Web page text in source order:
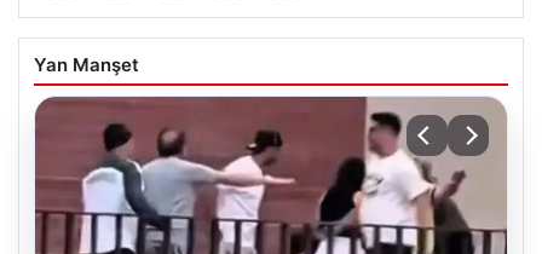
Yan Manşet